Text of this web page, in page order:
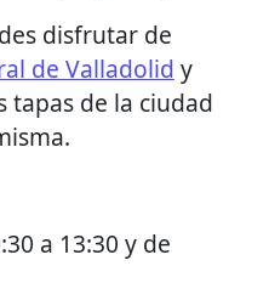
disfrutar de
de Valladolid y
tapas de la ciudad
a 13:30 y de